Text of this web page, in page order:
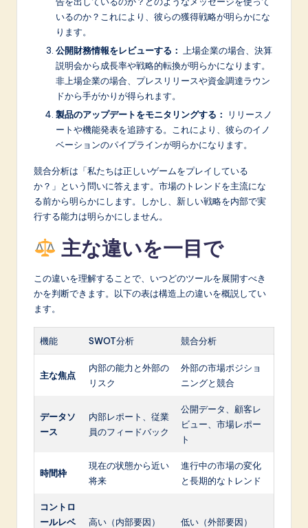
いるのか？これにより、彼らの獲得戦略が明らかにな
ります。
公開財務情報をレビューする：
上場企業の場合、決算
説明会から成長率や戦略的転換が明らかになります。
非上場企業の場合、プレスリリースや資金調達ラウン
ドから手がかりが得られます。
製品のアップデートをモニタリングする：
リリースノ
ートや機能発表を追跡する。これにより、彼らのイノ
ベーションのパイプラインが明らかになります。
競合分析は「私たちは正しいゲームをプレイしている
か？」という問いに答えます。市場のトレンドを主流にな
る前から明らかにします。しかし、新しい戦略を内部で実
行する能力は明らかにしません。
主な違いを一目で
この違いを理解することで、いつどのツールを展開すべき
かを判断できます。以下の表は構造上の違いを概説してい
ます。
機能 SWOT分析 競合分析
主な焦点
内部の能力と外部の
リスク
外部の市場ポジショ
ニングと競合
データソ
ース
内部レポート、従業
員のフィードバック
公開データ、顧客レ
ビュー、市場レポー
ト
時間枠
現在の状態から近い
将来
進行中の市場の変化
と長期的なトレンド
コントロ
ールレベ
高い（内部要因） 低い（外部要因）